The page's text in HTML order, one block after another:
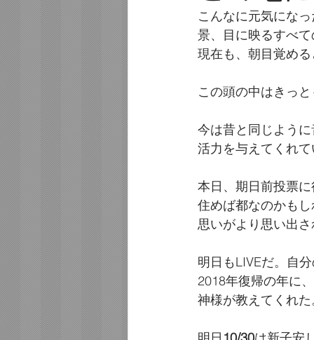
こんなに元気にな
景、目に映るすべ
現在も、朝目覚め
この頭の中はきっ
今は昔と同じよう
活力を与えてくれ
本日、期日前投票
住めば都なのかも
思いがより思い出
明日もLIVEだ。自
2018年復帰の年に
神様が教えてくれ